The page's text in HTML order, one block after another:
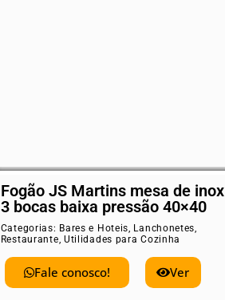
Fogão JS Martins mesa de inox
3 bocas baixa pressão 40×40
Categorias: Bares e Hoteis, Lanchonetes,
Restaurante, Utilidades para Cozinha
Fale conosco! Ver